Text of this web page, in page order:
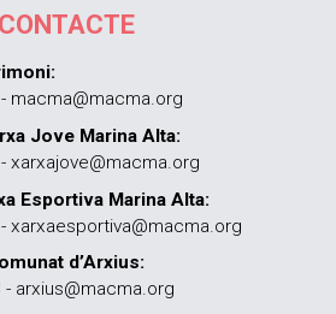
CONTACTE
macma@macma.org
Jove Marina Alta:
xarxajove@macma.org
Esportiva Marina Alta:
xarxaesportiva@macma.org
d’Arxius:
arxius@macma.org